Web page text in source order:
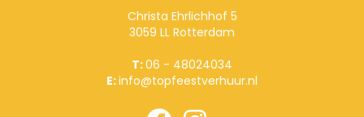
Christa Ehrlichhof 5
3059 LL Rotterdam
T:06 - 48024034
E:info@topfeestverhuur.nl